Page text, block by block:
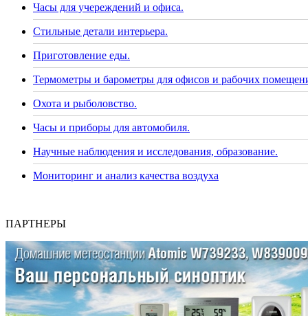
Часы для учереждений и офиса.
Стильные детали интерьера.
Приготовление еды.
Термометры и барометры для офисов и рабочих
Охота и рыболовство.
Часы и приборы для автомобиля.
Научные наблюдения и исследования, образование.
Мониторинг и анализ качества воздуха
ПАРТНЕРЫ